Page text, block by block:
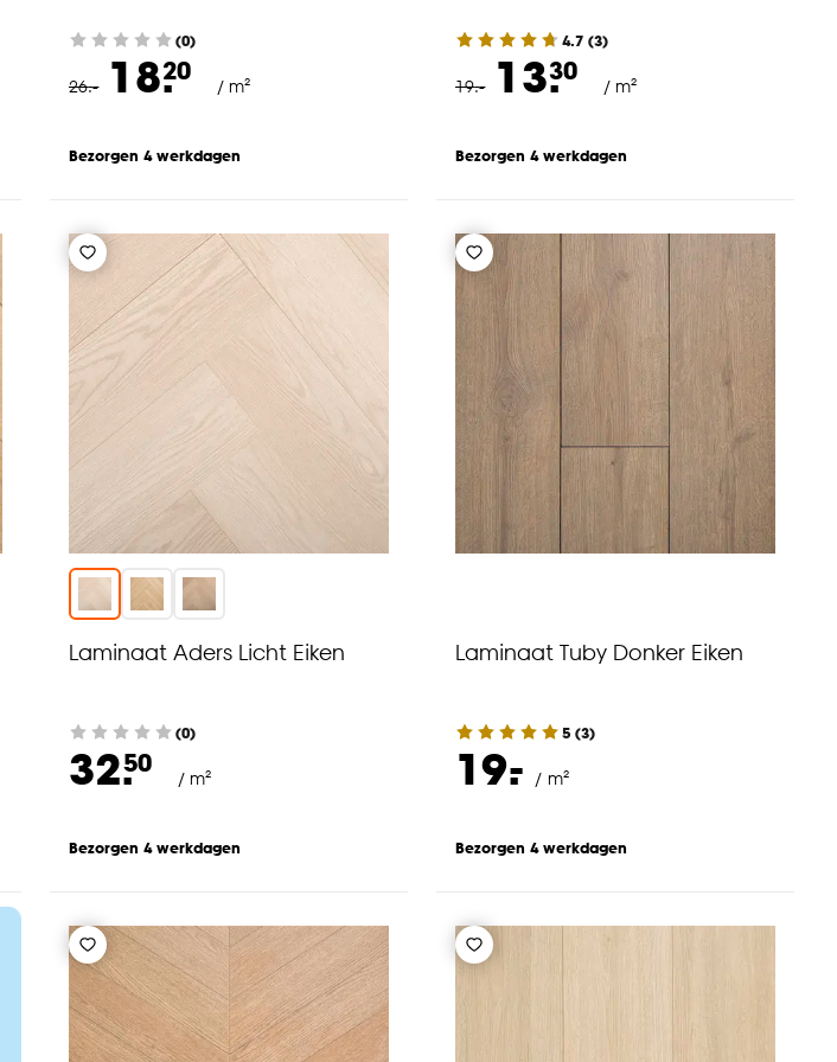
(0)
26.- 18.20
/ m²
Bezorgen 4 werkdagen
4.7 (3)
19.- 13.30
/ m²
Bezorgen 4 werkdagen
Laminaat Aders Licht Eiken
(0)
32.50
/ m²
Bezorgen 4 werkdagen
Laminaat Tuby Donker Eiken
5 (3)
19.
- / m²
Bezorgen 4 werkdagen